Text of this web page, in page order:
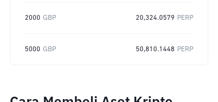
2000 GBP 20,324.0579 PERP
5000 GBP 50,810.1448 PERP